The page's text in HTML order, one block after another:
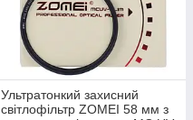
Ультратонкий захисний
світлофільтр ZOMEI 58 мм з